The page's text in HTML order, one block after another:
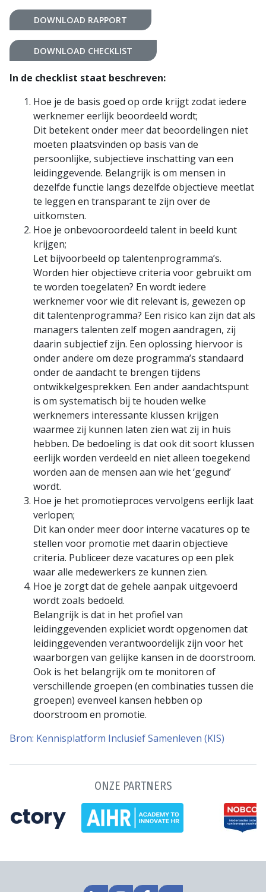
DOWNLOAD RAPPORT
DOWNLOAD CHECKLIST
In de checklist staat beschreven:
Hoe je de basis goed op orde krijgt zodat iedere
werknemer eerlijk beoordeeld wordt;
Dit betekent onder meer dat beoordelingen niet
moeten plaatsvinden op basis van de
persoonlijke, subjectieve inschatting van een
leidinggevende. Belangrijk is om mensen in
dezelfde functie langs dezelfde objectieve meetlat
te leggen en transparant te zijn over de
uitkomsten.
Hoe je onbevooroordeeld talent in beeld kunt
krijgen;
Let bijvoorbeeld op talentenprogramma’s.
Worden hier objectieve criteria voor gebruikt om
te worden toegelaten? En wordt iedere
werknemer voor wie dit relevant is, gewezen op
dit talentenprogramma? Een risico kan zijn dat als
managers talenten zelf mogen aandragen, zij
daarin subjectief zijn. Een oplossing hiervoor is
onder andere om deze programma’s standaard
onder de aandacht te brengen tijdens
ontwikkelgesprekken. Een ander aandachtspunt
is om systematisch bij te houden welke
werknemers interessante klussen krijgen
waarmee zij kunnen laten zien wat zij in huis
hebben. De bedoeling is dat ook dit soort klussen
eerlijk worden verdeeld en niet alleen toegekend
worden aan de mensen aan wie het ‘gegund’
wordt.
Hoe je het promotieproces vervolgens eerlijk laat
verlopen;
Dit kan onder meer door interne vacatures op te
stellen voor promotie met daarin objectieve
criteria. Publiceer deze vacatures op een plek
waar alle medewerkers ze kunnen zien.
Hoe je zorgt dat de gehele aanpak uitgevoerd
wordt zoals bedoeld.
Belangrijk is dat in het profiel van
leidinggevenden expliciet wordt opgenomen dat
leidinggevenden verantwoordelijk zijn voor het
waarborgen van gelijke kansen in de doorstroom.
Ook is het belangrijk om te monitoren of
verschillende groepen (en combinaties tussen die
groepen) evenveel kansen hebben op
doorstroom en promotie.
Bron: Kennisplatform Inclusief Samenleven (KIS)
ONZE PARTNERS